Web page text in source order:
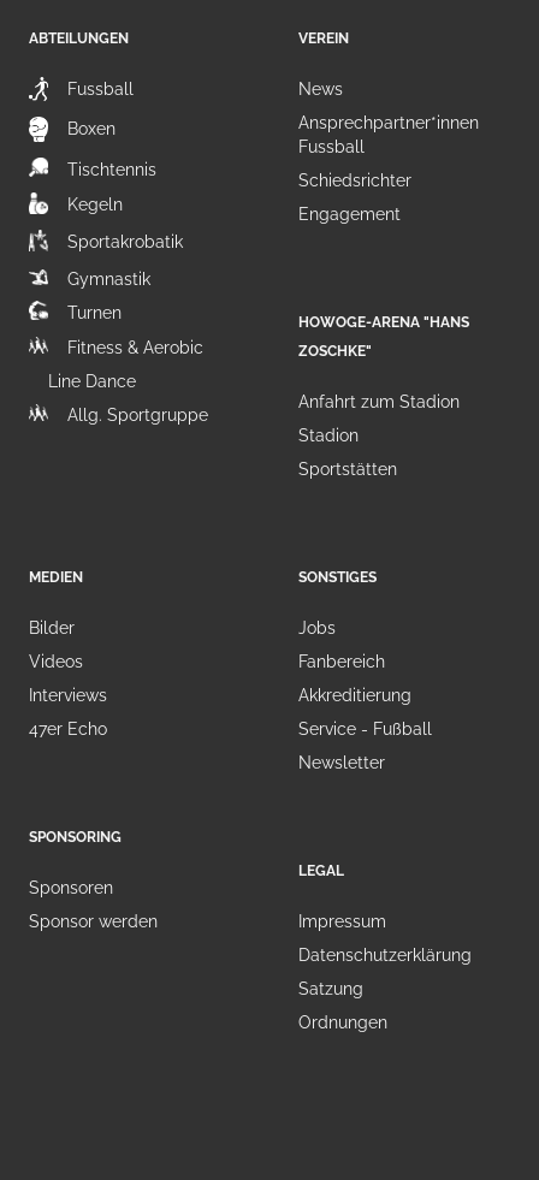
ABTEILUNGEN
Fussball
Boxen
Tischtennis
Kegeln
Sportakrobatik
Gymnastik
Turnen
Fitness & Aerobic
Line Dance
Allg. Sportgruppe
VEREIN
News
Ansprechpartner*innen
Fussball
Schiedsrichter
Engagement
HOWOGE-ARENA "HANS
ZOSCHKE"
Anfahrt zum Stadion
Stadion
Sportstätten
MEDIEN
Bilder
Videos
Interviews
47er Echo
SPONSORING
Sponsoren
Sponsor werden
SONSTIGES
Jobs
Fanbereich
Akkreditierung
Service - Fußball
Newsletter
LEGAL
Impressum
Datenschutzerklärung
Satzung
Ordnungen